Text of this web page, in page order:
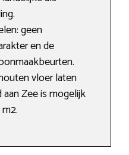
geen
en de
vloer laten
Zee is mogelijk